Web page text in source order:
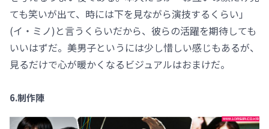
ても笑いが出て、時には下を見ながら演技するくらい」
(イ・ミノ)と言うくらいだから、彼らの活躍を期待しても
いいはずだ。美男子というには少し惜しい感じもあるが、
見るだけで心が暖かくなるビジュアルはおまけだ。
6.制作陣